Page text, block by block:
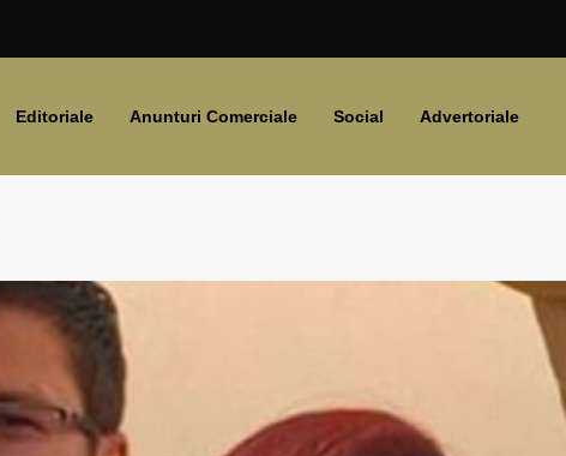
Editoriale Anunturi Comerciale Social Advertoriale